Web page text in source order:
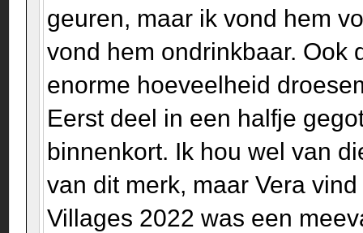
geuren, maar ik vond hem
vond hem ondrinkbaar. Ook
enorme hoeveelheid
Eerst deel in een halfje
binnenkort. Ik hou wel van
van dit merk, maar Vera
Villages 2022 was een